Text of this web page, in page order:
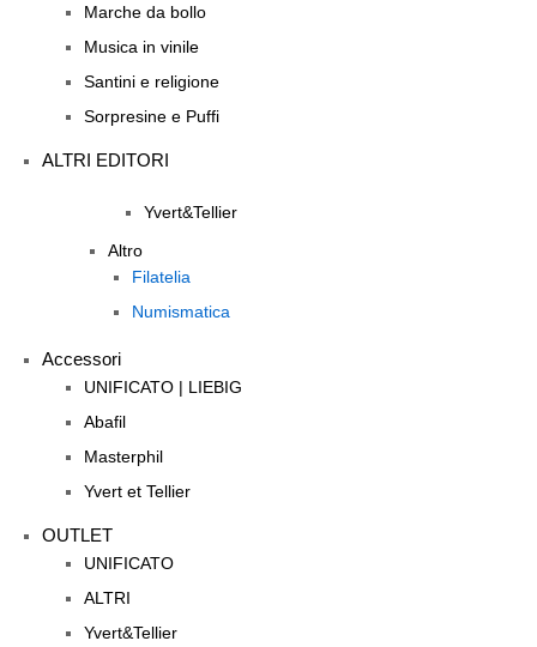
Marche da bollo
Musica in vinile
Santini e religione
Sorpresine e Puffi
ALTRI EDITORI
Yvert&Tellier
Altro
Filatelia
Numismatica
Accessori
UNIFICATO | LIEBIG
Abafil
Masterphil
Yvert et Tellier
OUTLET
UNIFICATO
ALTRI
Yvert&Tellier